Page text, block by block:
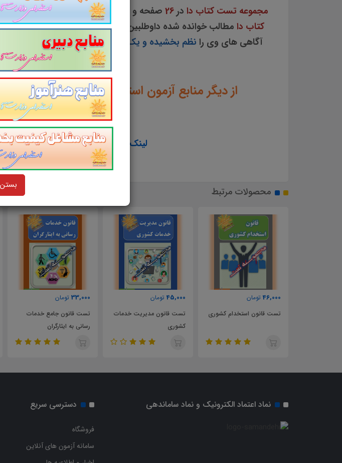
مجموعه تست کتاب دا در26 صفحه و تست تالیفی به همراه پاسخدر
کتاب دا مطالب خوانده شده داوطلبین آزمون استخدامی را نظم
آگاهی های وی را نظم بخشیده و یک آمادگی و شبیه سازی را برای جلسه
استخدامی
از دیگر منابع آزمون استخدامیفرزندان شهدا و
و در یک
لینک ورود به سایر منابع استخدامی
محصولات مرتبط
46,000 تومان
تست قانون استخدام کشوری
45,000 تومان
تست قانون مدیریت خدمات
کشوری
33,000 تومان
تست قانون جامع خدمات
رسانی به ایثارگران
نماد اعتماد الکترونیک و نماد ساماندهی دسترسی سریع
فروشگاه
سامانه آزمون های آنلاین